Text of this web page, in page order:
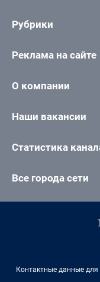
Рубрики
Реклама на сайте
О компании
Наши вакансии
Статистика
Все города сети
Контактные данные для